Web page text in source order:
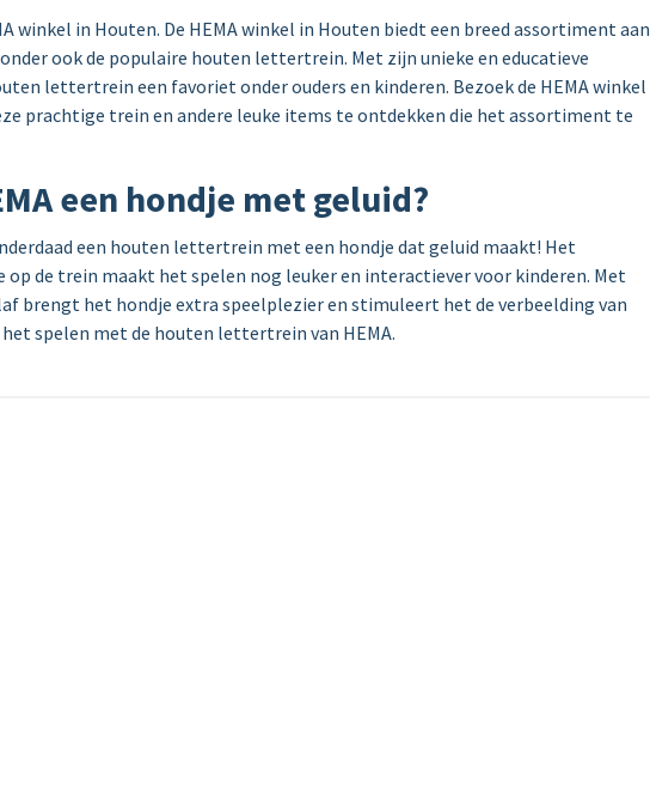
winkel in Houten. De HEMA winkel in Houten biedt een breed assortiment aan
ook de populaire houten lettertrein. Met zijn unieke en educatieve
lettertrein een favoriet onder ouders en kinderen. Bezoek de HEMA winkel
prachtige trein en andere leuke items te ontdekken die het assortiment te
een hondje met geluid?
een houten lettertrein met een hondje dat geluid maakt! Het
op de trein maakt het spelen nog leuker en interactiever voor kinderen. Met
brengt het hondje extra speelplezier en stimuleert het de verbeelding van
spelen met de houten lettertrein van HEMA.